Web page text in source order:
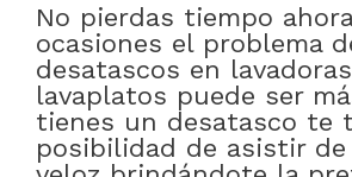
No pierdas tiempo
ocasiones el problema
desatascos en
lavaplatos puede ser
tienes un desatasco te
posibilidad de asistir